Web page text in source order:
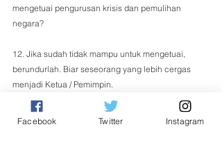
mengetuai pengurusan krisis dan pemulihan
negara?
12. Jika sudah tidak mampu untuk mengetuai,
berundurlah. Biar seseorang yang lebih cergas
menjadi Ketua / Pemimpin.
Facebook Twitter Instagram